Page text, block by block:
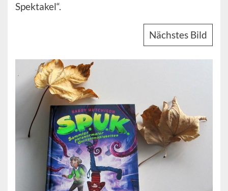
Spektakel“.
Nächstes Bild